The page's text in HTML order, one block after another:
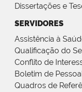
Dissertações e
SERVIDORES
Assistência à
Qualificação do
Conflito de
Boletim de
Quadros de